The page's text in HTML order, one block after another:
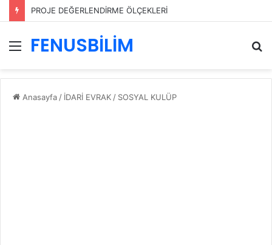
PROJE DEĞERLENDİRME ÖLÇEKLERİ
Menü
FENUSBİLİM
...
Anasayfa / İDARİ EVRAK / SOSYAL KULÜP